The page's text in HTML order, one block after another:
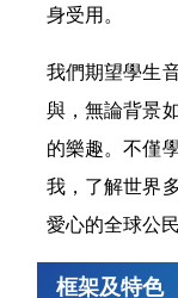
身受用。
我們期望學生
與，無論背景
的樂趣。不僅
我，了解世界
愛心的全球公
框架及特色